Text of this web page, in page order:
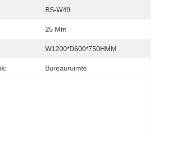
BS-W49
25 Mm
W1200*D600*750HMM
Bureauruimte